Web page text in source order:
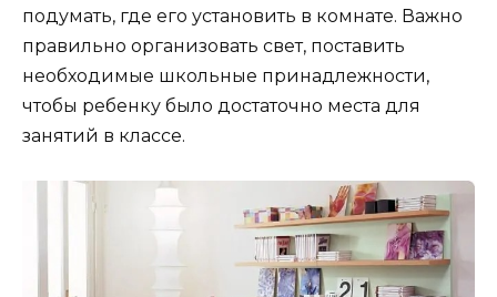
подумать, где его установить в комнате. Важно
правильно организовать свет, поставить
необходимые школьные принадлежности,
чтобы ребенку было достаточно места для
занятий в классе.